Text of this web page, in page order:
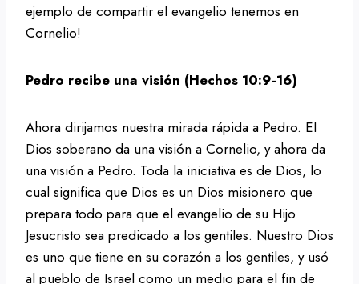
ejemplo de compartir el evangelio tenemos en
Cornelio!
Pedro recibe una visión (Hechos 10:9-16)
Ahora dirijamos nuestra mirada rápida a Pedro. El
Dios soberano da una visión a Cornelio, y ahora da
una visión a Pedro. Toda la iniciativa es de Dios, lo
cual significa que Dios es un Dios misionero que
prepara todo para que el evangelio de su Hijo
Jesucristo sea predicado a los gentiles. Nuestro Dios
es uno que tiene en su corazón a los gentiles, y usó
al pueblo de Israel como un medio para el fin de